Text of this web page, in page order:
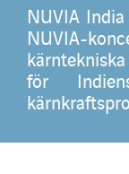
Bli en del
Nyheter
NUVIA
NUVIA-
för